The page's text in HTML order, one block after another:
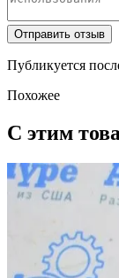
Отправить отзыв
Публикуется
Похожее
С этим